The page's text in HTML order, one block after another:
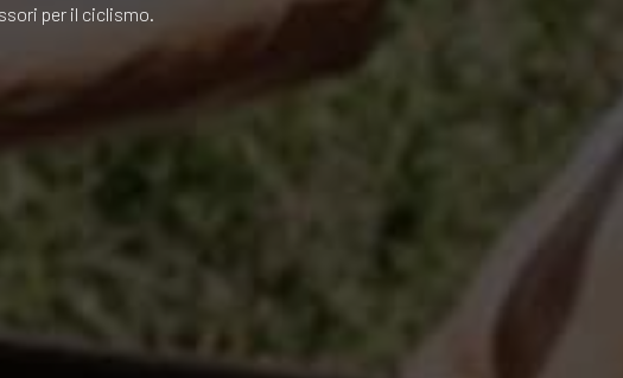
per il ciclismo.